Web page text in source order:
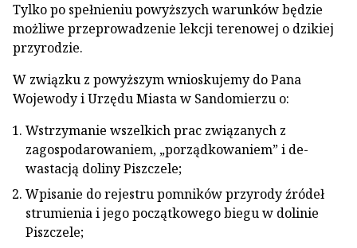
Tylko po spełnieniu powyższych warunków będzie
możliwe przeprowadzenie lekcji tereno­wej o dzikiej
przyrodzie.
W związku z powyższym wnioskujemy do Pana
Wojewody i Urzędu Miasta w Sandomierzu o:
Wstrzymanie wszelkich prac związanych z
zagospodarowaniem, „porządkowaniem” i de­
wastacją doliny Piszczele;
Wpisanie do rejestru pomników przyrody źródeł
strumienia i jego początkowego biegu w dolinie
Piszczele;